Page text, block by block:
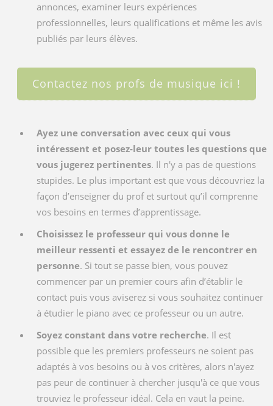
annonces, examiner leurs expériences
professionnelles, leurs qualifications et même les avis
publiés par leurs élèves.
Contactez nos profs de musique ici !
Ayez une conversation avec ceux qui vous
intéressent et posez-leur toutes les questions que
vous jugerez pertinentes. Il n'y a pas de questions
stupides. Le plus important est que vous découvriez la
façon d’enseigner du prof et surtout qu’il comprenne
vos besoins en termes d’apprentissage.
Choisissez le professeur qui vous donne le
meilleur ressenti et essayez de le rencontrer en
personne. Si tout se passe bien, vous pouvez
commencer par un premier cours afin d’établir le
contact puis vous aviserez si vous souhaitez continuer
à étudier le piano avec ce professeur ou un autre.
Soyez constant dans votre recherche. Il est
possible que les premiers professeurs ne soient pas
adaptés à vos besoins ou à vos critères, alors n'ayez
pas peur de continuer à chercher jusqu'à ce que vous
trouviez le professeur idéal. Cela en vaut la peine.